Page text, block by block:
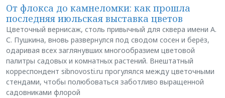
От флокса до камнеломки: как прошла
последняя июльская выставка цветов
Цветочный вернисаж, столь привычный для сквера имени А.
С. Пушкина, вновь развернулся под сводом сосен и берёз,
одаривая всех заглянувших многообразием цветовой
палитры садовых и комнатных растений. Внештатный
корреспондент sibnovosti.ru прогулялся между цветочными
стендами, чтобы полюбоваться заботливо выращенной
садовниками флорой